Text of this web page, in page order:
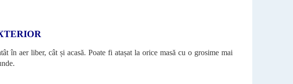
în ​​aer liber, cât și acasă. Poate fi atașat la orice masă cu o grosime mai